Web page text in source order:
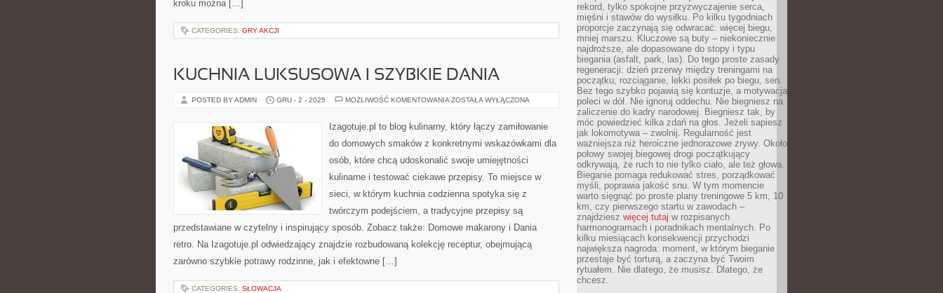
kroku można […]
CATEGORIES: GRY AKCJI
KUCHNIA LUKSUSOWA I SZYBKIE DANIA
POSTED BY ADMIN GRU - 2 - 2025 MOŻLIWOŚĆ KOMENTOWANIA KUCHNIA
SZYBKIE
DANIA
ZOSTAŁA WYŁĄCZONA
Izagotuje.pl to blog kulinarny, który łączy zamiłowanie
do domowych smaków z konkretnymi wskazówkami dla
osób, które chcą udoskonalić swoje umiejętności
kulinarne i testować ciekawe przepisy. To miejsce w
sieci, w którym kuchnia codzienna spotyka się z
twórczym podejściem, a tradycyjne przepisy są
przedstawiane w czytelny i inspirujący sposób. Zobacz także: Domowe makarony i Dania
retro. Na Izagotuje.pl odwiedzający znajdzie rozbudowaną kolekcję receptur, obejmującą
zarówno szybkie potrawy rodzinne, jak i efektowne […]
CATEGORIES: SŁOWACJA
rekord, tylko spokojne przyzwyczajenie serca,
mięśni i stawów do wysiłku. Po kilku tygodniach
proporcje zaczynają się odwracać: więcej biegu,
mniej marszu. Kluczowe są buty – niekoniecznie
najdroższe, ale dopasowane do stopy i typu
biegania (asfalt, park, las). Do tego proste zasady
regeneracji: dzień przerwy między treningami na
początku, rozciąganie, lekki posiłek po biegu, sen.
Bez tego szybko pojawią się kontuzje, a motywacja
poleci w dół. Nie ignoruj oddechu. Nie biegniesz na
zaliczenie do kadry narodowej. Biegniesz tak, by
móc powiedzieć kilka zdań na głos. Jeżeli sapiesz
jak lokomotywa – zwolnij. Regularność jest
ważniejsza niż heroiczne jednorazowe zrywy. Około
połowy swojej biegowej drogi początkujący
odkrywają, że ruch to nie tylko ciało, ale też głowa.
Bieganie pomaga redukować stres, porządkować
myśli, poprawia jakość snu. W tym momencie
warto sięgnąć po proste plany treningowe 5 km, 10
km, czy pierwszego startu w zawodach –
znajdziesz więcej tutaj w rozpisanych
harmonogramach i poradnikach mentalnych. Po
kilku miesiącach konsekwencji przychodzi
największa nagroda: moment, w którym bieganie
przestaje być torturą, a zaczyna być Twoim
rytuałem. Nie dlatego, że musisz. Dlatego, że
chcesz.